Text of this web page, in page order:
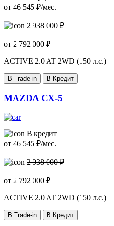
от 46 545 ₽/мес.
2 938 000 ₽
от 2 792 000 ₽
ACTIVE 2.0 AT 2WD (150 л.с.)
В Trade-in В Кредит
MAZDA CX-5
В кредит
от 46 545 ₽/мес.
2 938 000 ₽
от 2 792 000 ₽
ACTIVE 2.0 AT 2WD (150 л.с.)
В Trade-in В Кредит